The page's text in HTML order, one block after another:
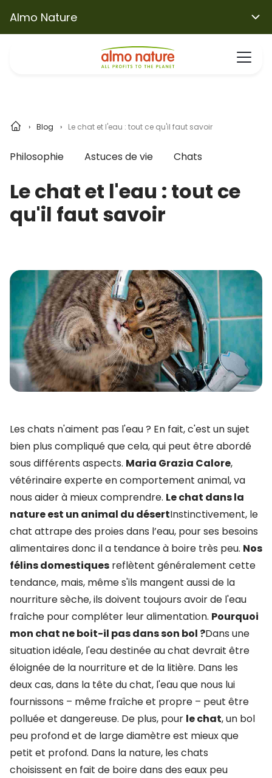
Almo Nature
Blog Le chat et l'eau : tout ce qu'il faut savoir
Philosophie Astuces de vie Chats
Le chat et l'eau : tout ce
qu'il faut savoir
Les chats n'aiment pas l'eau ? En fait, c'est un sujet
bien plus compliqué que cela, qui peut être abordé
sous différents aspects. Maria Grazia Calore,
vétérinaire experte en comportement animal, va
nous aider à mieux comprendre. Le chat dans la
nature est un animal du désertInstinctivement, le
chat attrape des proies dans l’eau, pour ses besoins
alimentaires donc il a tendance à boire très peu. Nos
félins domestiques reflètent généralement cette
tendance, mais, même s'ils mangent aussi de la
nourriture sèche, ils doivent toujours avoir de l'eau
fraîche pour compléter leur alimentation. Pourquoi
mon chat ne boit-il pas dans son bol ?Dans une
situation idéale, l'eau destinée au chat devrait être
éloignée de la nourriture et de la litière. Dans les
deux cas, dans la tête du chat, l'eau que nous lui
fournissons – même fraîche et propre – peut être
polluée et dangereuse. De plus, pour le chat, un bol
peu profond et de large diamètre est mieux que
petit et profond. Dans la nature, les chats
choisissent en fait de boire dans des eaux peu